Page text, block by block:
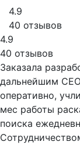
4.9
40 отзывов
4.9
40 отзывов
Заказала
дальнейшим
оперативно,
мес работы
поиска